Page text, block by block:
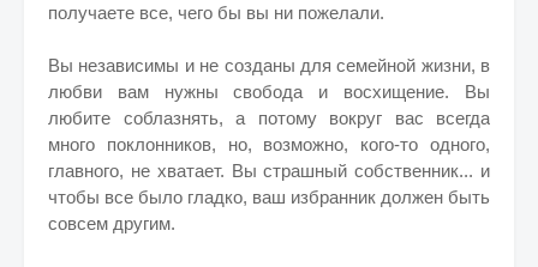
получаете все, чего бы вы ни пожелали.
Вы независимы и не созданы для семейной жизни, в
любви вам нужны свобода и восхищение. Вы
любите соблазнять, а потому вокруг вас всегда
много поклонников, но, возможно, кого-то одного,
главного, не хватает. Вы страшный собственник... и
чтобы все было гладко, ваш избранник должен быть
совсем другим.